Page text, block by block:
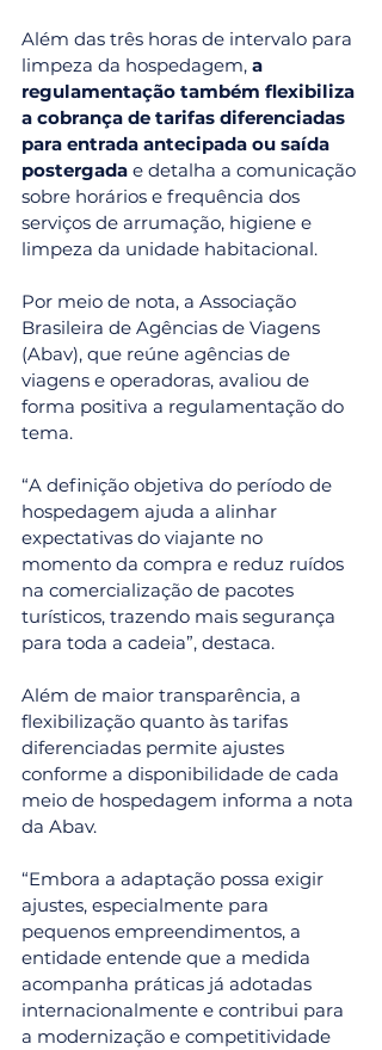
Além das três horas de intervalo para
limpeza da hospedagem, a
regulamentação também flexibiliza
a cobrança de tarifas diferenciadas
para entrada antecipada ou saída
postergada e detalha a comunicação
sobre horários e frequência dos
serviços de arrumação, higiene e
limpeza da unidade habitacional.
Por meio de nota, a Associação
Brasileira de Agências de Viagens
(Abav), que reúne agências de
viagens e operadoras, avaliou de
forma positiva a regulamentação do
tema.
“A definição objetiva do período de
hospedagem ajuda a alinhar
expectativas do viajante no
momento da compra e reduz ruídos
na comercialização de pacotes
turísticos, trazendo mais segurança
para toda a cadeia”, destaca.
Além de maior transparência, a
flexibilização quanto às tarifas
diferenciadas permite ajustes
conforme a disponibilidade de cada
meio de hospedagem informa a nota
da Abav.
“Embora a adaptação possa exigir
ajustes, especialmente para
pequenos empreendimentos, a
entidade entende que a medida
acompanha práticas já adotadas
internacionalmente e contribui para
a modernização e competitividade